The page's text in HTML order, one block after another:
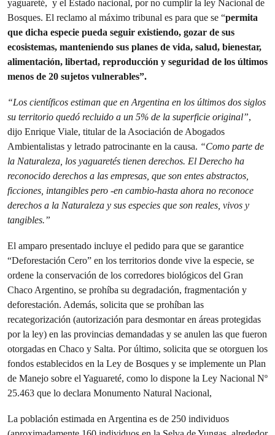
yaguareté, y el Estado nacional, por no cumplir la ley Nacional de
Bosques. El reclamo al máximo tribunal es para que se “permita
que dicha especie pueda seguir existiendo, gozar de sus
ecosistemas, manteniendo sus planes de vida, salud, bienestar,
alimentación, libertad, reproducción y seguridad de los últimos
menos de 20 sujetos vulnerables”.
“Los científicos estiman que en Argentina en los últimos dos siglos
su territorio quedó recluido a un 5% de la superficie original”,
dijo Enrique Viale, titular de la Asociación de Abogados
Ambientalistas y letrado patrocinante en la causa. “Como parte de
la Naturaleza, los yaguaretés tienen derechos. El Derecho ha
reconocido derechos a las empresas, que son entes abstractos,
ficciones, intangibles pero -en cambio-hasta ahora no reconoce
derechos a la Naturaleza y sus especies que son reales, vivos y
tangibles.”
El amparo presentado incluye el pedido para que se garantice
“Deforestación Cero” en los territorios donde vive la especie, se
ordene la conservación de los corredores biológicos del Gran
Chaco Argentino, se prohíba su degradación, fragmentación y
deforestación. Además, solicita que se prohíban las
recategorización (autorización para desmontar en áreas protegidas
por la ley) en las provincias demandadas y se anulen las que fueron
otorgadas en Chaco y Salta. Por último, solicita que se otorguen los
fondos establecidos en la Ley de Bosques y se implemente un Plan
de Manejo sobre el Yaguareté, como lo dispone la Ley Nacional Nº
25.463 que lo declara Monumento Natural Nacional,
La población estimada en Argentina es de 250 individuos